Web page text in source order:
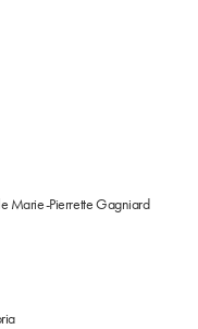
Marie-Pierrette Gagniard